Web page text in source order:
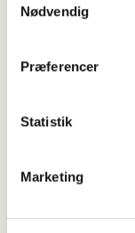
Nødvendig
Præferencer
Statistik
Marketing